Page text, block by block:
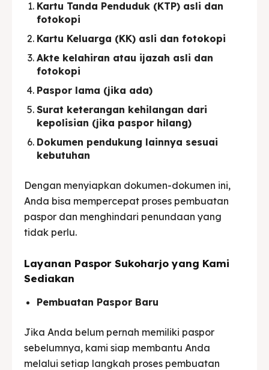
Kartu Tanda Penduduk (KTP) asli dan
fotokopi
Kartu Keluarga (KK) asli dan fotokopi
Akte kelahiran atau ijazah asli dan
fotokopi
Paspor lama (jika ada)
Surat keterangan kehilangan dari
kepolisian (jika paspor hilang)
Dokumen pendukung lainnya sesuai
kebutuhan
Dengan menyiapkan dokumen-dokumen ini,
Anda bisa mempercepat proses pembuatan
paspor dan menghindari penundaan yang
tidak perlu.
Layanan Paspor Sukoharjo yang Kami
Sediakan
Pembuatan Paspor Baru
Jika Anda belum pernah memiliki paspor
sebelumnya, kami siap membantu Anda
melalui setiap langkah proses pembuatan